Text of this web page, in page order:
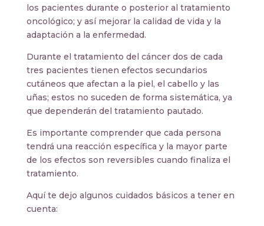
los pacientes durante o posterior al tratamiento
oncológico; y así mejorar la calidad de vida y la
adaptación a la enfermedad.
Durante el tratamiento del cáncer dos de cada
tres pacientes tienen efectos secundarios
cutáneos que afectan a la piel, el cabello y las
uñas; estos no suceden de forma sistemática, ya
que dependerán del tratamiento pautado.
Es importante comprender que cada persona
tendrá una reacción específica y la mayor parte
de los efectos son reversibles cuando finaliza el
tratamiento.
Aquí te dejo algunos cuidados básicos a tener en
cuenta: